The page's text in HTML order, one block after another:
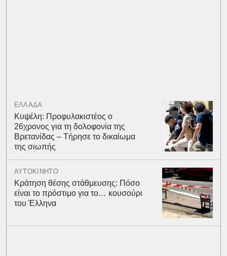
ΕΛΛΑΔΑ
Κυψέλη: Προφυλακιστέος ο
26χρονος για τη δολοφονία της
Βρετανίδας – Τήρησε το δικαίωμα
της σιωπής
ΑΥΤΟΚΙΝΗΤΟ
Κράτηση θέσης στάθμευσης: Πόσο
είναι το πρόστιμο για το… κουσούρι
του Έλληνα